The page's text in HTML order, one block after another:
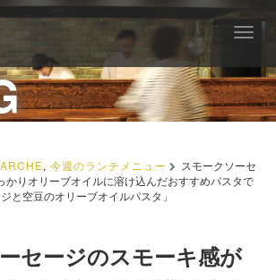
T
g
g
l
e
a
v
, 今週のランチメニュー
スモークソーセ
かりオリーブオイルに溶け込んだおすすめパスタで
と空豆のオリーブオイルパスタ」
セージのスモーキ感が